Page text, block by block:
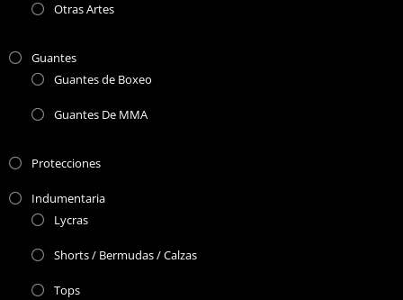
Otras Artes
Guantes
Guantes de Boxeo
Guantes De MMA
Protecciones
Indumentaria
Lycras
Shorts / Bermudas / Calzas
Tops